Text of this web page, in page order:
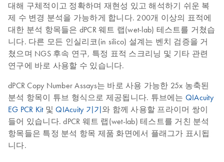
대해 구체적이고 정확하며 재현성 있고 해석하기 쉬운 복
제 수 변경 분석을 가능하게 합니다. 200개 이상의 표적에
대한 분석 항목들은 dPCR 웨트 랩(wet-lab) 테스트를 거쳤습
니다. 다른 모든 인실리코(in silico) 설계는 벤치 검증을 거
쳤으며 NGS 후속 연구, 특정 표적 스크리닝 및 기타 관련
연구에 바로 사용할 수 있습니다.
dPCR Copy Number Assays는 바로 사용 가능한 25x 농축된
분석 항목이 튜브 형식으로 제공됩니다. 튜브에는 QIAcuity
EG PCR Kit및QIAcuity 기기와 함께 사용할 프라이머 쌍이
들어 있습니다. dPCR 웨트 랩(wet-lab) 테스트를 거친 분석
항목들은 특정 분석 항목 제품 화면에서 플래그가 표시됩
니다.